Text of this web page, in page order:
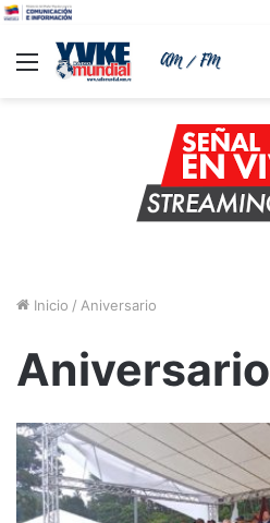
Menu
Inicio / Aniversario
Aniversario